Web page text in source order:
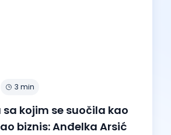
3 min
sa kojim se suočila kao
biznis: Anđelka Arsić